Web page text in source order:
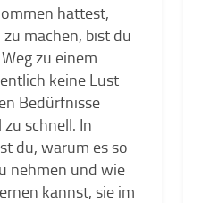
hattest,
machen, bist du
zu einem
keine Lust
Bedürfnisse
schnell. In
du, warum es so
nehmen und wie
kannst, sie im